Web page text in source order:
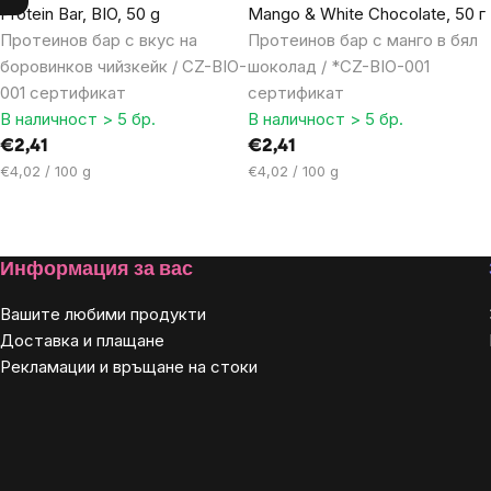
Protein Bar, BIO, 50 g
Протеинов бар с вкус на
боровинков чийзкейк / CZ-BIO-
001 сертификат
В наличност > 5 бр.
€2,41
Цена
€4,02 / 100 g
Mango & White Chocolate, 50 г
Протеинов бар с манго в бял
шоколад / *CZ-BIO-001
сертификат
В наличност > 5 бр.
€2,41
Цена
€4,02 / 100 g
Footer
Информация за вас
Вашите любими продукти
Доставка и плащане
Рекламации и връщане на стоки